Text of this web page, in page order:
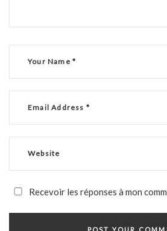
Recevoir les réponses à mon